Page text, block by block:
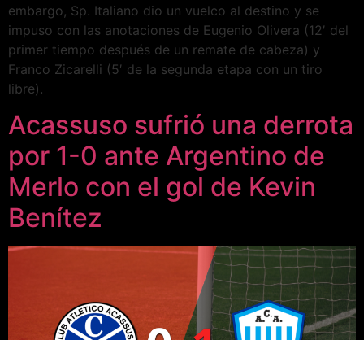
embargo, Sp. Italiano dio un vuelco al destino y se
impuso con las anotaciones de Eugenio Olivera (12′ del
primer tiempo después de un remate de cabeza) y
Franco Zicarelli (5′ de la segunda etapa con un tiro
libre).
Acassuso sufrió una derrota
por 1-0 ante Argentino de
Merlo con el gol de Kevin
Benítez